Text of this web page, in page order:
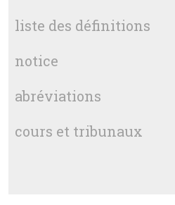
liste des définitions
notice
abréviations
cours et tribunaux